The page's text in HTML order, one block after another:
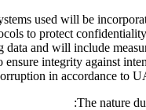
used will be
to protect
data and will include
ensure integrity against
in accordance to
The nature